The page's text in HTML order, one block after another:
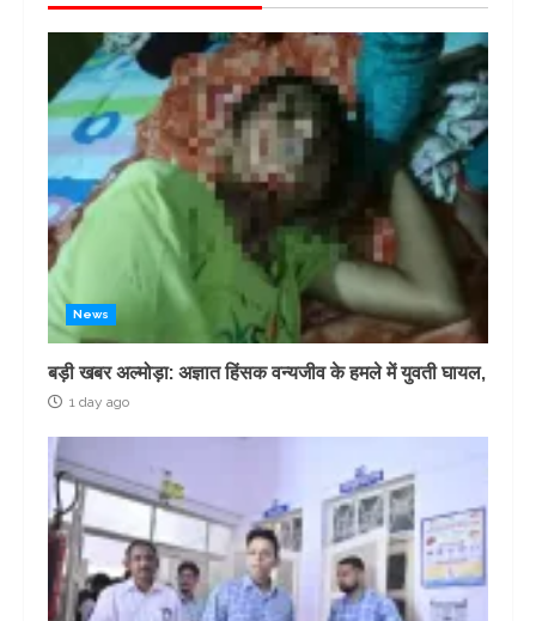
News
बड़ी खबर अल्मोड़ा: अज्ञात हिंसक वन्यजीव के हमले में युवती घायल,
1 day ago